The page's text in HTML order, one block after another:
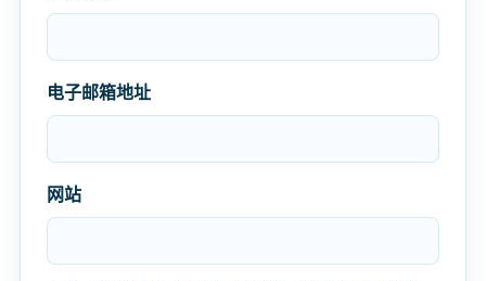
电子邮箱地址
网站